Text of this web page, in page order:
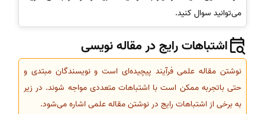
می‌توانید سوال کنید.
اشتباهات رایج در مقاله نویسی
نوشتن مقاله علمی فرآیند پیچیده‌ای است و نویسندگان مبتدی و
حتی باتجربه ممکن است با اشتباهات متعددی مواجه شوند. در زیر
به برخی از اشتباهات رایج در نوشتن مقاله علمی اشاره می‌شود.